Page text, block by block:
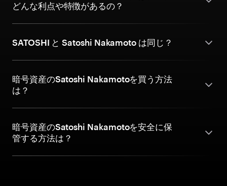
どんな利点や特徴があるの？
SATOSHI と Satoshi Nakamoto は同じ？
暗号資産のSatoshi Nakamotoを買う方法
は？
暗号資産のSatoshi Nakamotoを安全に保
管する方法は？